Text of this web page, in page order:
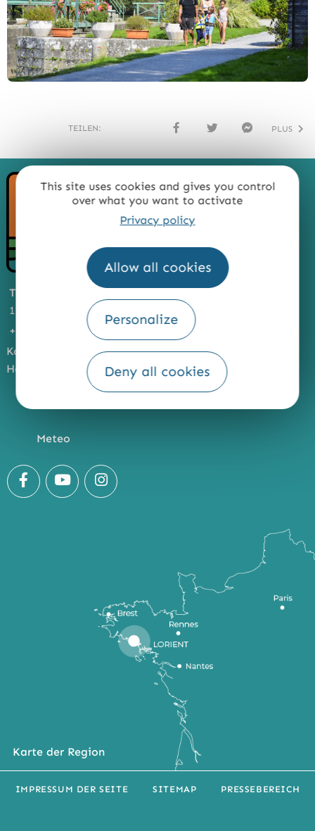
This site uses cookies and gives you control
over what you want to activate
Privacy policy
Allow all cookies
Personalize
Deny all cookies
TEILEN:
BOO
TTER
ENG
PLUS
Touristeninformation
11 quai de Rohan, 56100 Lorient (France)
+33 2 97 847 800
Kontakt
Häufig gestellte Fragen
Meteo
Karte der Region
IMPRESSUM DER SEITE SITEMAP PRESSEBEREICH